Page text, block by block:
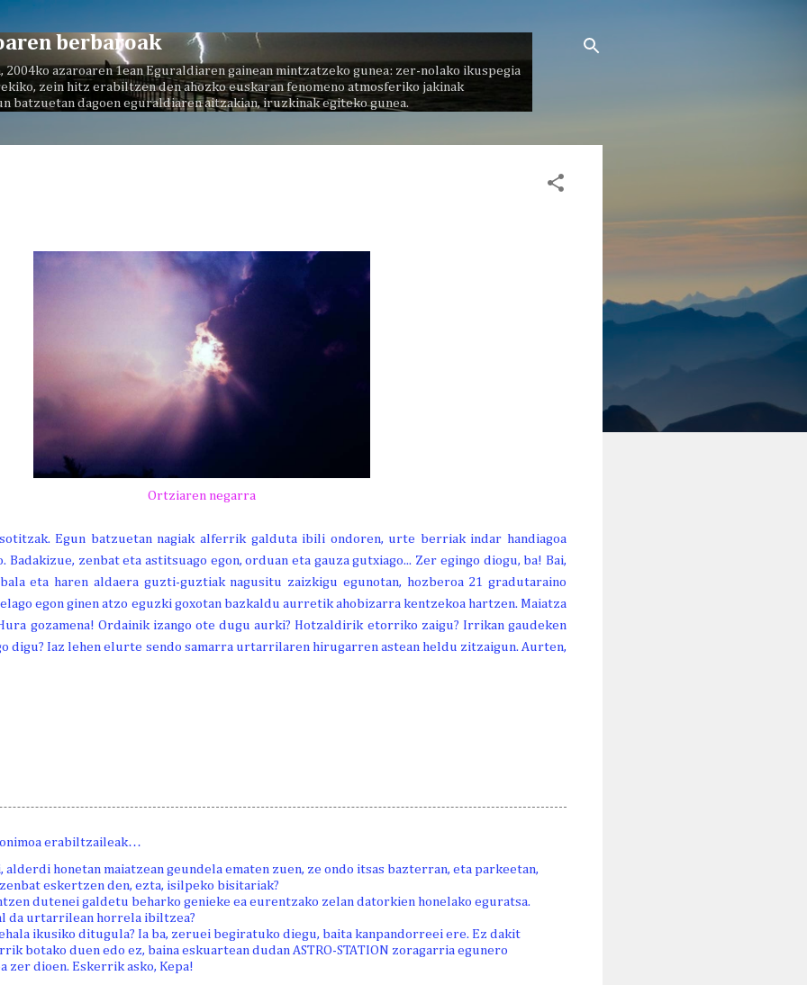
berbaroak
2004ko azaroaren 1ean Eguraldiaren gainean mintzatzeko gunea: zer-nolako ikuspegia
zein hitz erabiltzen den ahozko euskaran fenomeno atmosferiko jakinak
batzuetan dagoen eguraldiaren aitzakian, iruzkinak egiteko gunea.
Ortziaren negarra
Egun batzuetan nagiak alferrik galduta ibili ondoren, urte berriak indar handiagoa
Badakizue, zenbat eta astitsuago egon, orduan eta gauza gutxiago... Zer egingo diogu, ba! Bai,
eta haren aldaera guzti-guztiak nagusitu zaizkigu egunotan, hozberoa 21 gradutaraino
egon ginen atzo eguzki goxotan bazkaldu aurretik ahobizarra kentzekoa hartzen. Maiatza
gozamena! Ordainik izango ote dugu aurki? Hotzaldirik etorriko zaigu? Irrikan gaudeken
digu? Iaz lehen elurte sendo samarra urtarrilaren hirugarren astean heldu zitzaigun. Aurten,
erabiltzaileak…
alderdi honetan maiatzean geundela ematen zuen, ze ondo itsas bazterran, eta parkeetan,
eskertzen den, ezta, isilpeko bisitariak?
dutenei galdetu beharko genieke ea eurentzako zelan datorkien honelako eguratsa.
da urtarrilean horrela ibiltzea?
ikusiko ditugula? Ia ba, zeruei begiratuko diegu, baita kanpandorreei ere. Ez dakit
botako duen edo ez, baina eskuartean dudan ASTRO-STATION zoragarria egunero
zer dioen. Eskerrik asko, Kepa!